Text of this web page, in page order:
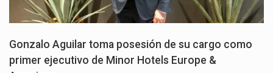
Gonzalo Aguilar toma posesión de su cargo como
primer ejecutivo de Minor Hotels Europe &